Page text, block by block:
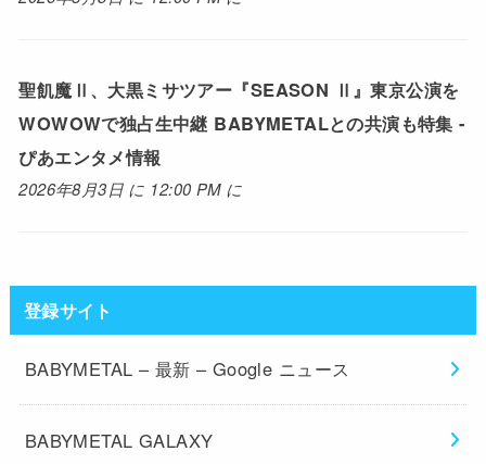
聖飢魔Ⅱ、大黒ミサツアー『SEASON Ⅱ』東京公演を
WOWOWで独占生中継 BABYMETALとの共演も特集 -
ぴあエンタメ情報
2026年8月3日 に 12:00 PM に
登録サイト
BABYMETAL – 最新 – Google ニュース
BABYMETAL GALAXY